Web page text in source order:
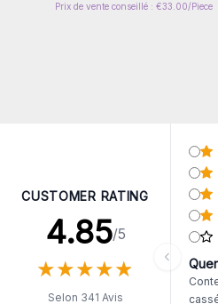
Prix de vente conseillé : €33.00/Piece
CUSTOMER RATING
4.85/5
★★★★★
★★★★★
Selon 341 Avis